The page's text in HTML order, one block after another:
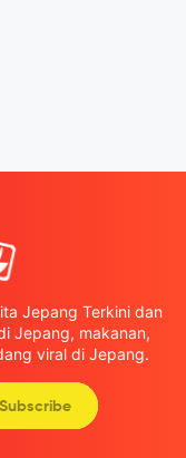
Jepang Terkini dan
Jepang, makanan,
viral di Jepang.
Subscribe